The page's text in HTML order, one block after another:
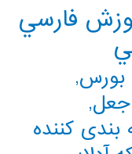
فارسي
بورس,
,
بندی کننده